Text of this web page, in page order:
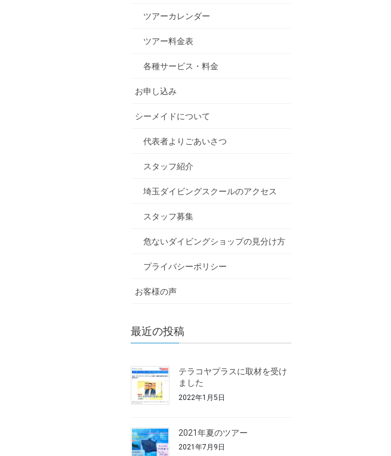
ツアーカレンダー
ツアー料金表
各種サービス・料金
お申し込み
シーメイドについて
代表者よりごあいさつ
スタッフ紹介
埼玉ダイビングスクールのアクセス
スタッフ募集
危ないダイビングショップの見分け方
プライバシーポリシー
お客様の声
最近の投稿
テラコヤプラスに取材を受け
ました
2022年1月5日
2021年夏のツアー
2021年7月9日